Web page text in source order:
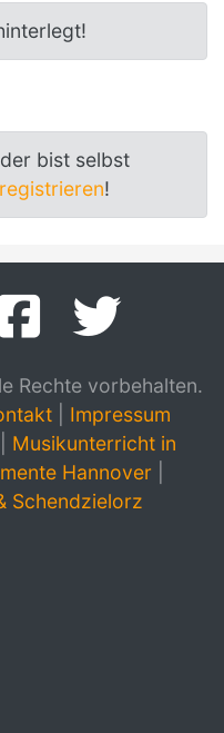
bist selbst
!
Rechte vorbehalten.
Impressum
Musikunterricht in
Hannover
Schendzielorz